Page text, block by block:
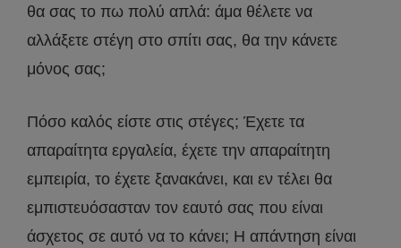
θα σας το πω πολύ απλά: άμα θέλετε να
αλλάξετε στέγη στο σπίτι σας, θα την κάνετε
μόνος σας;
Πόσο καλός είστε στις στέγες; Έχετε τα
απαραίτητα εργαλεία, έχετε την απαραίτητη
εμπειρία, το έχετε ξανακάνει, και εν τέλει θα
εμπιστευόσασταν τον εαυτό σας που είναι
άσχετος σε αυτό να το κάνει; Η απάντηση είναι